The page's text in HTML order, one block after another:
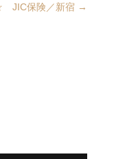
JIC保険／新宿 →